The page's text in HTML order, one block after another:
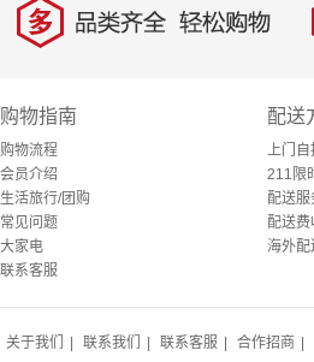
多 品类齐全，轻松购物
购物指南
购物流程
会员介绍
生活旅行/团购
常见问题
大家电
联系客服
配送
上门自
211限
配送
配送
海外配
关于我们 联系我们 联系客服 合作招商